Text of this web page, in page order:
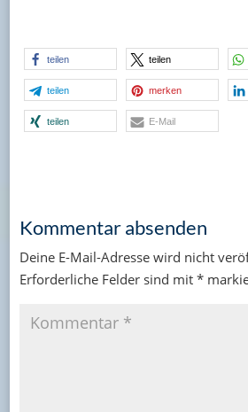
teilen teilen
teilen merken
teilen E-Mail
Kommentar absenden
Deine E-Mail-Adresse wird nicht
Erforderliche Felder sind mit *